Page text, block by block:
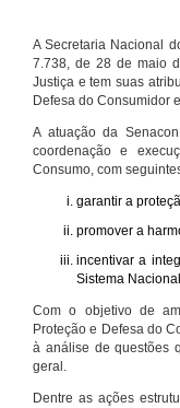
A Secretaria Nacional
7.738, de 28 de maio
Justiça e tem suas
Defesa do Consumidor
A atuação da
coordenação e
Consumo, com
garantir a
promover a
incentivar a
Sistema
Com o objetivo de
Proteção e Defesa do
à análise de questões
geral.
Dentre as ações